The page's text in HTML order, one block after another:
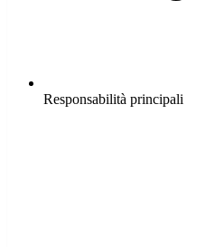
Responsabilità principali